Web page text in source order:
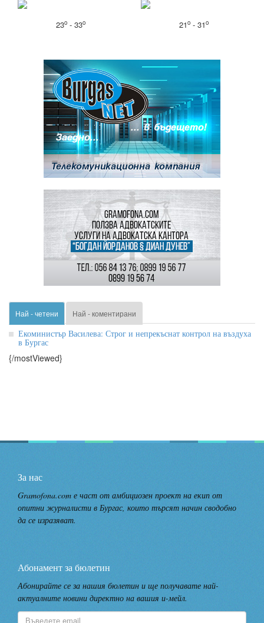
23o- 33o 21o- 31o
Най - четени Най - коментирани
Екоминистър Василева: Строг и непрекъснат контрол на въздуха
в Бургас
{/mostViewed}
За нас
Gramofona.com е част от амбициозен проект на екип от
опитни журналисти в Бургас, които търсят начин сводобно
да се изразяват.
Абонамент за бюлетин
Абонирайте се за нашия бюлетин и ще получавате най-
актуалните новини директно на вашия и-мейл.